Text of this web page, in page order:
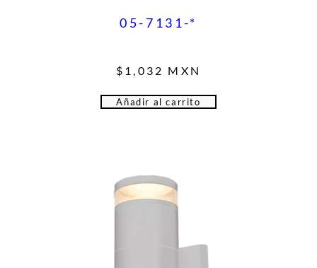
05-7131-*
$ 1,032 MXN
Añadir al carrito